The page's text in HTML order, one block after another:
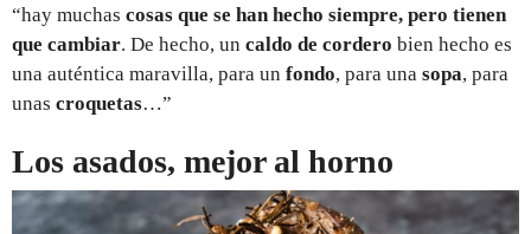
“hay muchas cosas que se han hecho siempre, pero tienen
que cambiar. De hecho, un caldo de cordero bien hecho es
una auténtica maravilla, para un fondo, para una sopa, para
unas croquetas…”
Los asados, mejor al horno